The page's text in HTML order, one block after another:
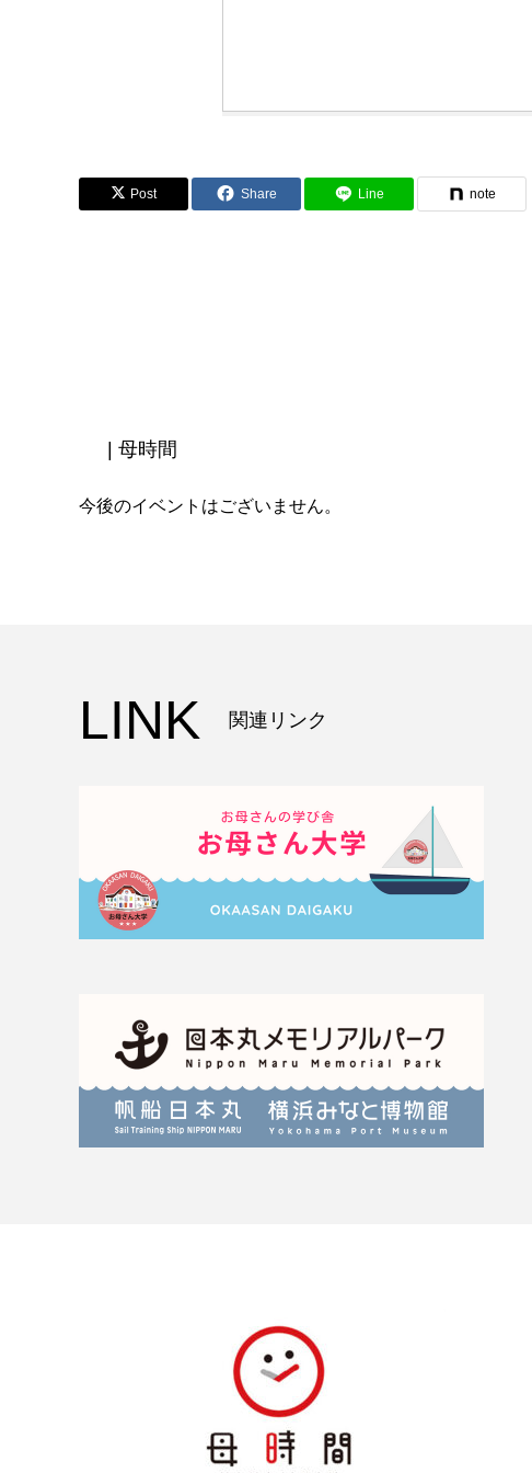
Post Share Line note
| 母時間
今後のイベントはございません。
LINK 関連リンク